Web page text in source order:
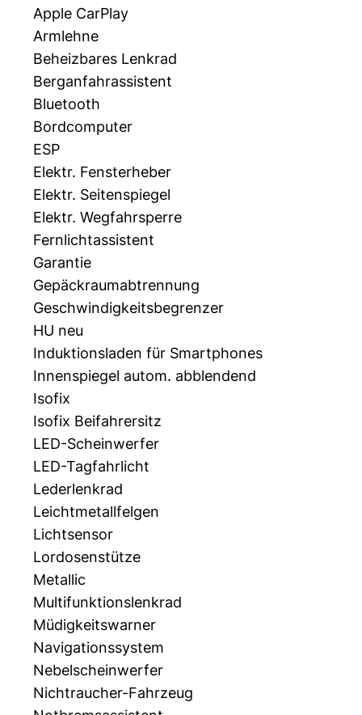
Apple CarPlay
Armlehne
Beheizbares Lenkrad
Berganfahrassistent
Bluetooth
Bordcomputer
ESP
Elektr. Fensterheber
Elektr. Seitenspiegel
Elektr. Wegfahrsperre
Fernlichtassistent
Garantie
Gepäckraumabtrennung
Geschwindigkeitsbegrenzer
HU neu
Induktionsladen für Smartphones
Innenspiegel autom. abblendend
Isofix
Isofix Beifahrersitz
LED-Scheinwerfer
LED-Tagfahrlicht
Lederlenkrad
Leichtmetallfelgen
Lichtsensor
Lordosenstütze
Metallic
Multifunktionslenkrad
Müdigkeitswarner
Navigationssystem
Nebelscheinwerfer
Nichtraucher-Fahrzeug